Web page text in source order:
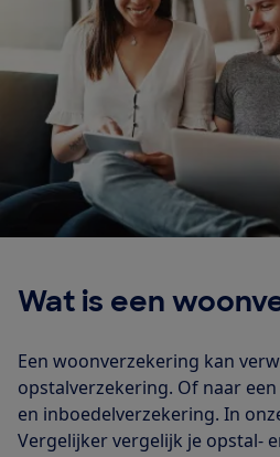
Wat is een
Een woonverzekering kan
opstalverzekering. Of naar
en inboedelverzekering. In
Vergelijker vergelijk je opstal-